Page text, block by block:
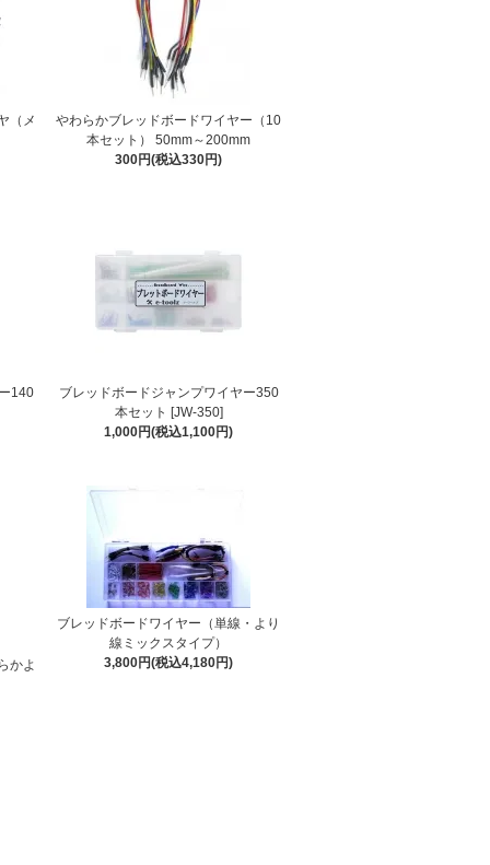
（メ
やわらかブレッドボードワイヤー（10
本セット） 50mm～200mm
300円(税込330円)
140
ブレッドボードジャンプワイヤー350
本セット [JW-350]
1,000円(税込1,100円)
かよ
ブレッドボードワイヤー（単線・より
線ミックスタイプ）
3,800円(税込4,180円)